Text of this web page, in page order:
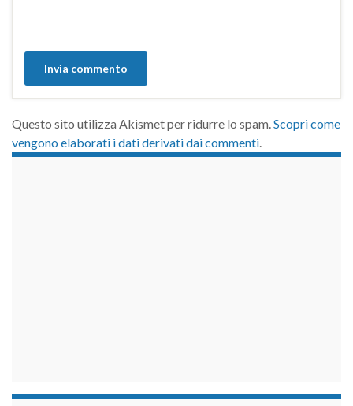
Questo sito utilizza Akismet per ridurre lo spam.Scopri come
vengono elaborati i dati derivati dai commenti.